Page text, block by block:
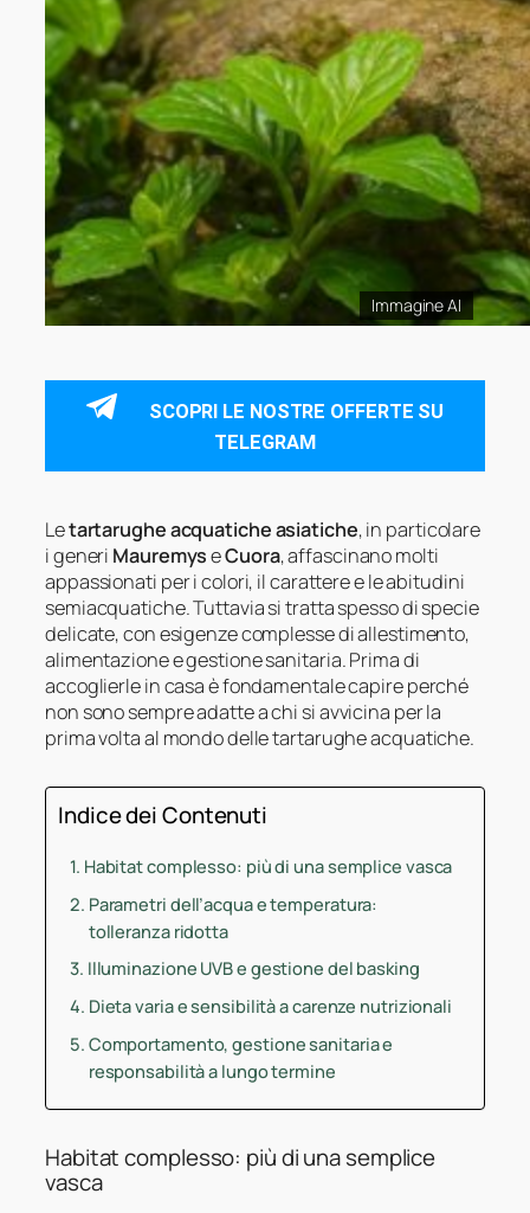
Immagine AI
SCOPRI LE NOSTRE OFFERTE SU
TELEGRAM
Letartarughe acquatiche asiatiche, in particolare
i generi MauremyseCuora, affascinano molti
appassionati per i colori, il carattere e le abitudini
semiacquatiche. Tuttavia si tratta spesso di specie
delicate, con esigenze complesse di allestimento,
alimentazione e gestione sanitaria. Prima di
accoglierle in casa è fondamentale capire perché
non sono sempre adatte a chi si avvicina per la
prima volta al mondo delle tartarughe acquatiche.
Indice dei Contenuti
Habitat complesso: più di una semplice vasca
Parametri dell’acqua e temperatura:
tolleranza ridotta
Illuminazione UVB e gestione del basking
Dieta varia e sensibilità a carenze nutrizionali
Comportamento, gestione sanitaria e
responsabilità a lungo termine
Habitat complesso: più di una semplice
vasca